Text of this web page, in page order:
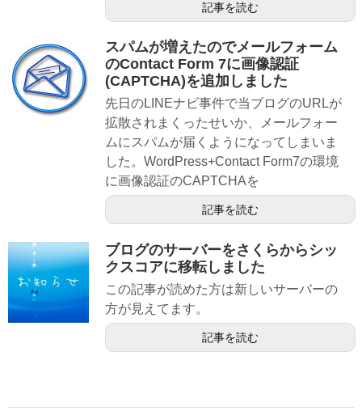
記事を読む
スパムが増えたのでメールフォーム
のContact Form 7に画像認証
(CAPTCHA)を追加しました
先日のLINEナビ事件で当ブログのURLが
拡散されまくったせいか、メールフォー
ムにスパムが届くようになってしまいま
した。WordPress+Contact Form7の環境
に画像認証のCAPTCHAを
記事を読む
ブログのサーバーをさくらからシッ
クスコアに移転しました
この記事が読めた方は新しいサーバーの
方が見えてます。
記事を読む